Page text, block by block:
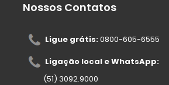
Nossos Contatos
Ligue grátis:0800-605-6555
Ligação local e WhatsApp:
(51) 3092.9000